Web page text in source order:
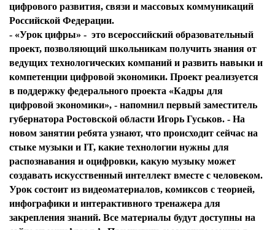
цифрового развития, связи и массовых коммуникаций
Российской Федерации.
- «Урок цифры» - это всероссийский образовательный
проект, позволяющий школьникам получить знания от
ведущих технологических компаний и развить навыки и
компетенции цифровой экономики. Проект реализуется
в поддержку федерального проекта «Кадры для
цифровой экономики», - напомнил первый заместитель
губернатора Ростовской области Игорь Гуськов. - На
новом занятии ребята узнают, что происходит сейчас на
стыке музыки и IT, какие технологии нужны для
распознавания и оцифровки, какую музыку может
создавать искусственный интеллект вместе с человеком.
Урок состоит из видеоматериалов, комиксов с теорией,
инфографики и интерактивного тренажера для
закрепления знаний. Все материалы будут доступны на